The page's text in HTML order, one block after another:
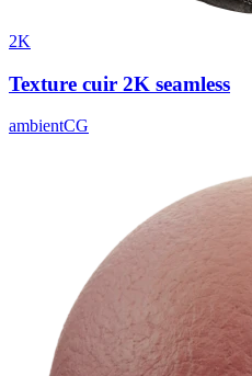
2K
Texture cuir 2K seamless
ambientCG